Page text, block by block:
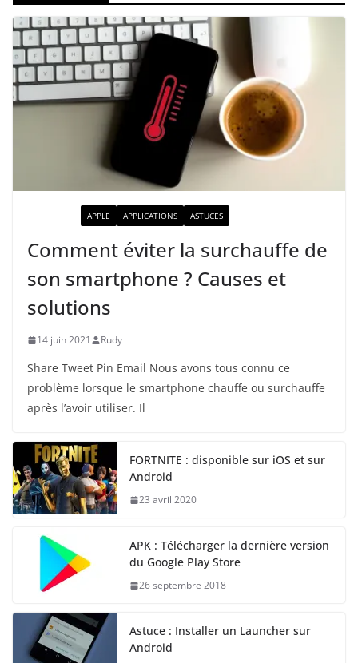
APPLE APPLICATIONS ASTUCES
Comment éviter la surchauffe de
son smartphone ? Causes et
solutions
14 juin 2021 Rudy
Share Tweet Pin Email Nous avons tous connu ce
problème lorsque le smartphone chauffe ou surchauffe
après l’avoir utiliser. Il
FORTNITE : disponible sur iOS et sur
Android
23 avril 2020
APK : Télécharger la dernière version
du Google Play Store
26 septembre 2018
Astuce : Installer un Launcher sur
Android